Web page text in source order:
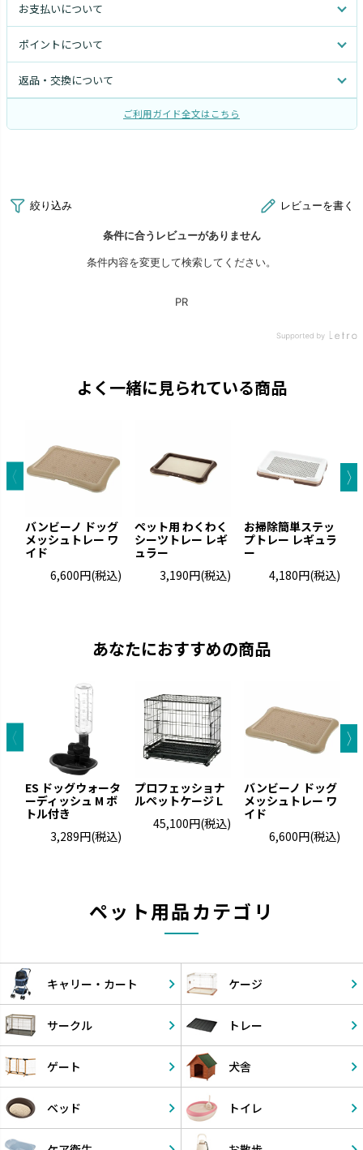
お支払いについて
ポイントについて
返品・交換について
ご利用ガイド全文はこちら
よく一緒に見られている商品
バンビーノ ドッグ
メッシュトレー ワ
イド
6,600円(税込)
ペット用 わくわく
シーツトレー レギ
ュラー
3,190円(税込)
お掃除簡単ステッ
プトレー レギュラ
ー
4,180円(税込)
あなたにおすすめの商品
ES ドッグウォータ
ーディッシュ M ボ
トル付き
3,289円(税込)
プロフェッショナ
ルペットケージ L
45,100円(税込)
バンビーノ ドッグ
メッシュトレー ワ
イド
6,600円(税込)
ペット用品カテゴリ
キャリー・ カート ケージ
サークル トレー
ゲート 犬舎
ベッド トイレ